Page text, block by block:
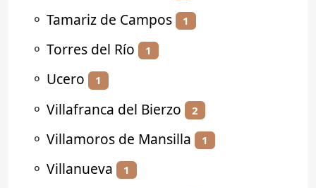
⚬ Tamariz de Campos 1
⚬ Torres del Río 1
⚬ Ucero 1
⚬ Villafranca del Bierzo 2
⚬ Villamoros de Mansilla 1
⚬ Villanueva 1